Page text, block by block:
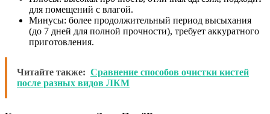
для помещений с влагой.
Минусы: более продолжительный период высыхания
(до 7 дней для полной прочности), требует аккуратного
приготовления.
Читайте также: Сравнение способов очистки кистей
после разных видов ЛКМ